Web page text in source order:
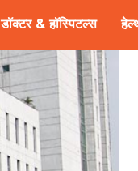
डॉक्टर & हॉस्पिटल्स